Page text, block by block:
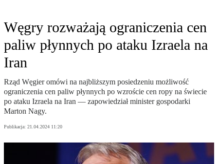
Węgry rozważają ograniczenia cen
paliw płynnych po ataku Izraela na
Iran
Rząd Węgier omówi na najbliższym posiedzeniu możliwość
ograniczenia cen paliw płynnych po wzroście cen ropy na świecie
po ataku Izraela na Iran — zapowiedział minister gospodarki
Marton Nagy.
Publikacja: 21.04.2024 11:20